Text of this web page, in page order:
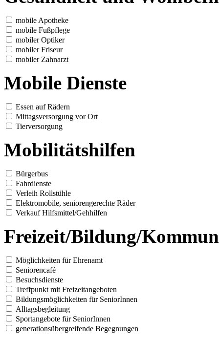
mobile Apotheke
mobile Fußpflege
mobiler Optiker
mobiler Friseur
mobiler Zahnarzt
Mobile Dienste
Essen auf Rädern
Mittagsversorgung vor Ort
Tierversorgung
Mobilitätshilfen
Bürgerbus
Fahrdienste
Verleih Rollstühle
Elektromobile, seniorengerechte Räder
Verkauf Hilfsmittel/Gehhilfen
Freizeit/Bildung/
Möglichkeiten für Ehrenamt
Seniorencafé
Besuchsdienste
Treffpunkt mit Freizeitangeboten
Bildungsmöglichkeiten für SeniorInnen
Alltagsbegleitung
Sportangebote für SeniorInnen
generationsübergreifende Begegnungen